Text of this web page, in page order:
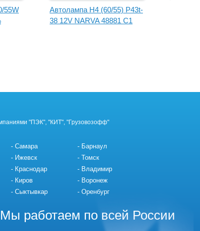
55W
Автолампа H4 (60/55) P43t-
38 12V NARVA 48881 C1
"ПЭК", "КИТ", "Грузовозофф"
Самара
Ижевск
Краснодар
Киров
Сыктывкар
Барнаул
Томск
Владимир
Воронеж
Оренбург
Мы работаем по всей России